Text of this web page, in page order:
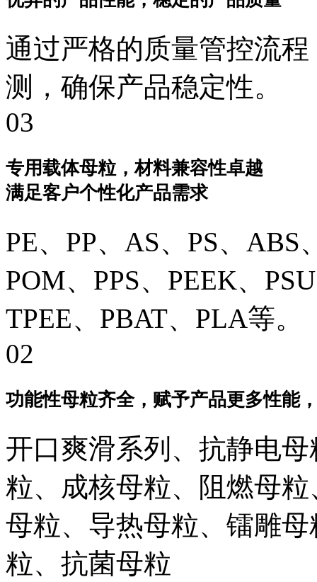
通过严格的质量管控流
测，确保产品稳定性。
03
专用载体母粒，材料兼容性卓越
满足客户个性化产品需求
PE、PP、AS、PS、ABS
POM、PPS、PEEK、
TPEE、PBAT、PLA等。
02
功能性母粒齐全，赋予产品更多性能
开口爽滑系列、抗静电
粒、成核母粒、阻燃母
母粒、导热母粒、镭雕
粒、抗菌母粒